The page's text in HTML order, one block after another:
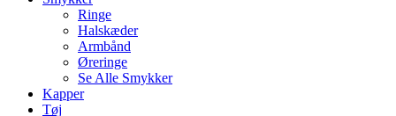
Ringe
Halskæder
Armbånd
Øreringe
Se Alle Smykker
Kapper
Tøj